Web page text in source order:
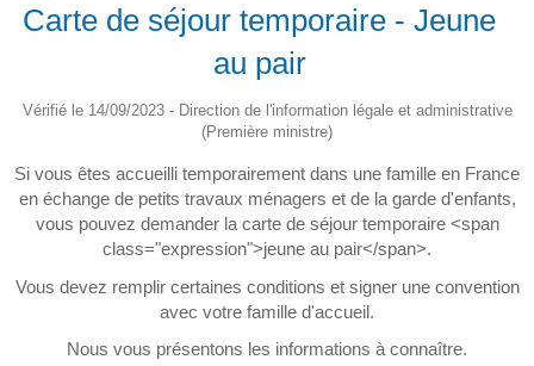
Carte de séjour temporaire - Jeune
au pair
Vérifié le 14/09/2023 - Direction de l'information légale et administrative
(Première ministre)
Si vous êtes accueilli temporairement dans une famille en France
en échange de petits travaux ménagers et de la garde d'enfants,
vous pouvez demander la carte de séjour temporaire <span
class="expression">jeune au pair</span>.
Vous devez remplir certaines conditions et signer une convention
avec votre famille d'accueil.
Nous vous présentons les informations à connaître.